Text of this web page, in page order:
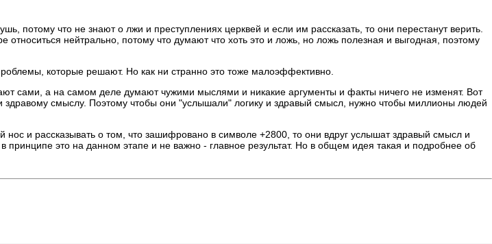
потому что не знают о лжи и преступлениях церквей и если им рассказать, то они перестанут верить.
нейтрально, потому что думают что хоть это и ложь, но ложь полезная и выгодная, поэтому
которые решают. Но как ни странно это тоже малоэффективно.
сами, а на самом деле думают чужими мыслями и никакие аргументы и факты ничего не изменят. Вот
здравому смыслу. Поэтому чтобы они "услышали" логику и здравый смысл, нужно чтобы миллионы людей
и рассказывать о том, что зашифровано в символе +2800, то они вдруг услышат здравый смысл и
принципе это на данном этапе и не важно - главное результат. Но в общем идея такая и подробнее об